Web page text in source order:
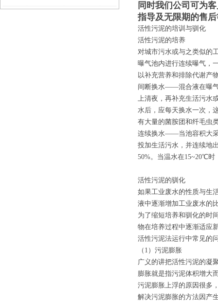
同时我们公司可为
指导及无限期的售
活性污泥的培训与驯化
活性污泥的培养
对城市污水或与之类似的
曝气池内进行连续曝气，
以补充营养和排除代谢产
间断换水——混合液在曝气
上清夜，再补充生活污水
水后，应每天换水一次，
有大量的菌胺团和纤毛虫
连续换水——当池容积大采
投加生活污水，并连续地
50%。当温水在15~20℃
活性污泥的驯化
如果工业废水的性质与生
液中逐渐增加工业废水的
为了缩短培养和驯化的时
物在培养过程中逐渐适应
活性污泥法运行中常见的
（1）污泥膨胀
广义的讲把活性污泥的凝
膨胀就是指污泥体积增大
污泥膨胀上浮的原因很多
解决污泥膨胀的方法因产